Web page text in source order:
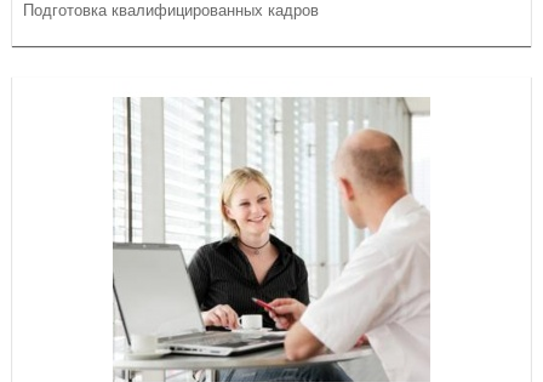
Подготовка квалифицированных кадров